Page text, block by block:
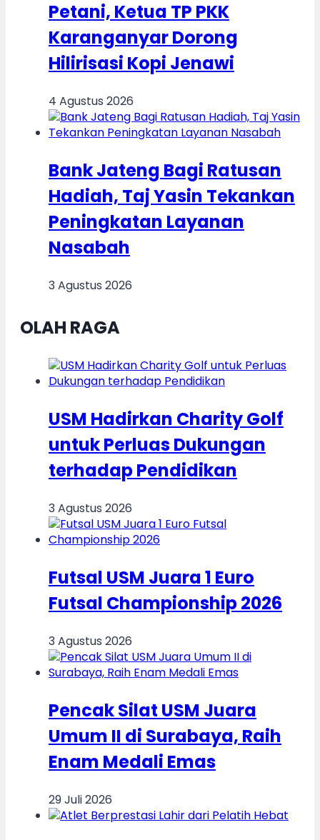
Petani, Ketua TP PKK
Karanganyar Dorong
Hilirisasi Kopi Jenawi
4 Agustus 2026
Bank Jateng Bagi Ratusan
Hadiah, Taj Yasin Tekankan
Peningkatan Layanan
Nasabah
3 Agustus 2026
OLAH RAGA
USM Hadirkan Charity Golf
untuk Perluas Dukungan
terhadap Pendidikan
3 Agustus 2026
Futsal USM Juara 1 Euro
Futsal Championship 2026
3 Agustus 2026
Pencak Silat USM Juara
Umum II di Surabaya, Raih
Enam Medali Emas
29 Juli 2026